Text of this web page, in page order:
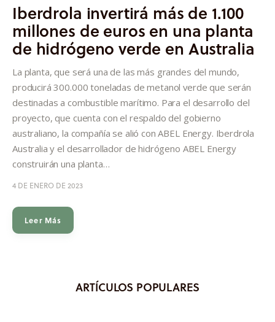
Iberdrola invertirá más de 1.100
millones de euros en una planta
de hidrógeno verde en Australia
La planta, que será una de las más grandes del mundo,
producirá 300.000 toneladas de metanol verde que serán
destinadas a combustible marítimo. Para el desarrollo del
proyecto, que cuenta con el respaldo del gobierno
australiano, la compañía se alió con ABEL Energy. Iberdrola
Australia y el desarrollador de hidrógeno ABEL Energy
construirán una planta…
4 DE ENERO DE 2023
Leer Más
ARTÍCULOS POPULARES